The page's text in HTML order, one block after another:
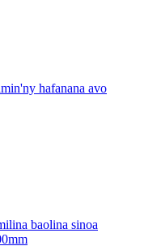
hafanana avo